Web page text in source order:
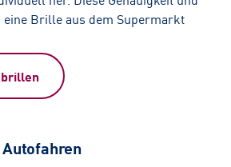
Brille aus dem Supermarkt